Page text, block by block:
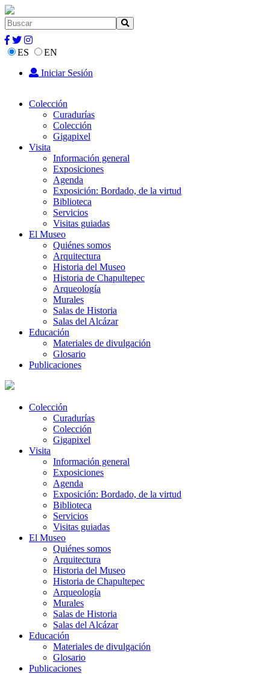
ES
EN
Iniciar Sesión
Colección
Curadurías
Colección
Gigapixel
Visita
Información general
Exposiciones
Agenda
Exposición: Bordado, de la virtud
Biblioteca
Servicios
Visitas guiadas
El Museo
Quiénes somos
Arquitectura
Historia del Museo
Historia de Chapultepec
Arqueología
Murales
Salas de Historia
Salas del Alcázar
Educación
Materiales de divulgación
Glosario
Publicaciones
Colección
Curadurías
Colección
Gigapixel
Visita
Información general
Exposiciones
Agenda
Exposición: Bordado, de la virtud
Biblioteca
Servicios
Visitas guiadas
El Museo
Quiénes somos
Arquitectura
Historia del Museo
Historia de Chapultepec
Arqueología
Murales
Salas de Historia
Salas del Alcázar
Educación
Materiales de divulgación
Glosario
Publicaciones